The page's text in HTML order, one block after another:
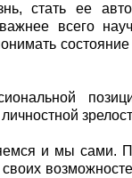
стать ее
важнее всего
и мы сами.